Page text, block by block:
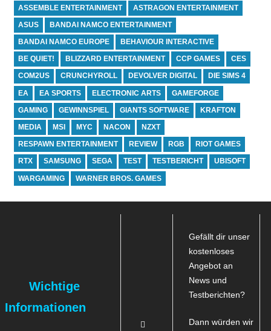
ASSEMBLE ENTERTAINMENT ASTRAGON ENTERTAINMENT
ASUS BANDAI NAMCO ENTERTAINMENT
BANDAI NAMCO EUROPE BEHAVIOUR INTERACTIVE
BE QUIET! BLIZZARD ENTERTAINMENT CCP GAMES CES
COM2US CRUNCHYROLL DEVOLVER DIGITAL DIE SIMS 4
EA EA SPORTS ELECTRONIC ARTS GAMEFORGE
GAMING GEWINNSPIEL GIANTS SOFTWARE KRAFTON
MEDIA MSI MYC NACON NZXT
RESPAWN ENTERTAINMENT REVIEW RGB RIOT GAMES
RTX SAMSUNG SEGA TEST TESTBERICHT UBISOFT
WARGAMING WARNER BROS. GAMES
Wichtige
Informationen
Gefällt dir unser
kostenloses
Angebot an
News und
Testberichten?
Dann würden wir